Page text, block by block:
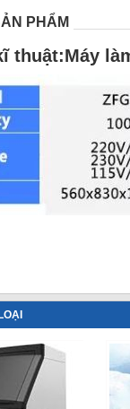
PHẨM
thuật:Máy